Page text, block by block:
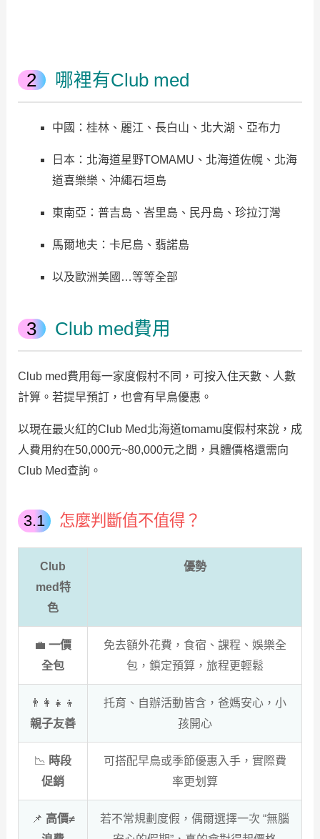
哪裡有Club med
中國：桂林、麗江、長白山、北大湖、亞布力
日本：北海道星野TOMAMU、北海道佐幌、北海
道喜樂樂、沖繩石垣島
東南亞：普吉島、峇里島、民丹島、珍拉汀灣
馬爾地夫：卡尼島、翡諾島
以及歐洲美國…等等全部
Club med費用
Club med費用每一家度假村不同，可按入住天數、人數
計算。若提早預訂，也會有早鳥優惠。
以現在最火紅的Club Med北海道tomamu度假村來說，成
人費用約在50,000元~80,000元之間，具體價格還需向
Club Med查詢。
怎麼判斷值不值得？
Club
med特
色
優勢
💼 一價
全包
免去額外花費，食宿、課程、娛樂全
包，鎖定預算，旅程更輕鬆
👨‍👩‍👧‍👦
親子友善
托育、自辦活動皆含，爸媽安心，小
孩開心
📉 時段
促銷
可搭配早鳥或季節優惠入手，實際費
率更划算
📌 高價≠
若不常規劃度假，偶爾選擇一次 “無腦